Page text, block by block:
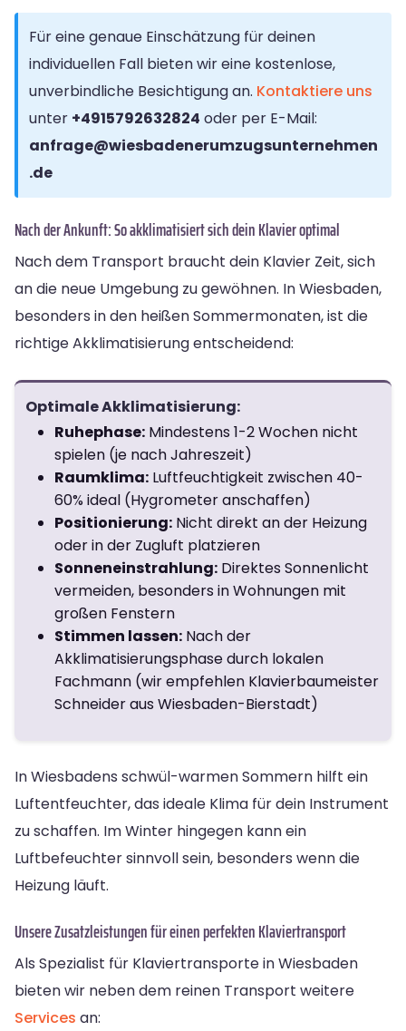
Für eine genaue Einschätzung für deinen
individuellen Fall bieten wir eine kostenlose,
unverbindliche Besichtigung an. Kontaktiere uns
unter +4915792632824 oder per E-Mail:
anfrage@wiesbadenerumzugsunternehmen
.de
Nach der Ankunft: So akklimatisiert sich dein Klavier optimal
Nach dem Transport braucht dein Klavier Zeit, sich
an die neue Umgebung zu gewöhnen. In Wiesbaden,
besonders in den heißen Sommermonaten, ist die
richtige Akklimatisierung entscheidend:
Optimale Akklimatisierung:
Ruhephase: Mindestens 1-2 Wochen nicht
spielen (je nach Jahreszeit)
Raumklima: Luftfeuchtigkeit zwischen 40-
60% ideal (Hygrometer anschaffen)
Positionierung: Nicht direkt an der Heizung
oder in der Zugluft platzieren
Sonneneinstrahlung: Direktes Sonnenlicht
vermeiden, besonders in Wohnungen mit
großen Fenstern
Stimmen lassen: Nach der
Akklimatisierungsphase durch lokalen
Fachmann (wir empfehlen Klavierbaumeister
Schneider aus Wiesbaden-Bierstadt)
In Wiesbadens schwül-warmen Sommern hilft ein
Luftentfeuchter, das ideale Klima für dein Instrument
zu schaffen. Im Winter hingegen kann ein
Luftbefeuchter sinnvoll sein, besonders wenn die
Heizung läuft.
Unsere Zusatzleistungen für einen perfekten Klaviertransport
Als Spezialist für Klaviertransporte in Wiesbaden
bieten wir neben dem reinen Transport weitere
Services an: